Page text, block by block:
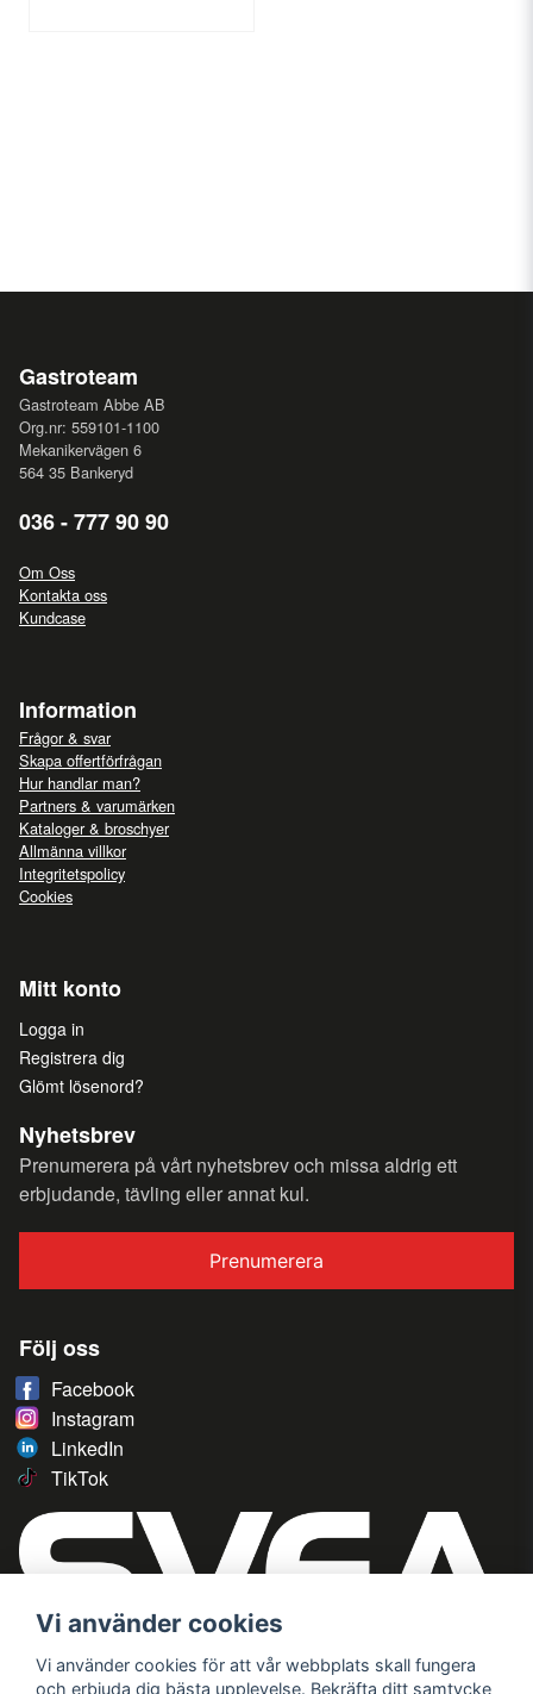
Gastroteam
Gastroteam Abbe AB
Org.nr: 559101-1100
Mekanikervägen 6
564 35 Bankeryd
036 - 777 90 90
Om Oss
Kontakta oss
Kundcase
Information
Frågor & svar
Skapa offertförfrågan
Hur handlar man?
Partners & varumärken
Kataloger & broschyer
Allmänna villkor
Integritetspolicy
Cookies
Mitt konto
Logga in
Registrera dig
Glömt lösenord?
Nyhetsbrev
Prenumerera på vårt nyhetsbrev och missa aldrig ett
erbjudande, tävling eller annat kul.
Prenumerera
Följ oss
Facebook
Instagram
LinkedIn
TikTok
Vi använder cookies
Vi använder cookies för att vår webbplats skall fungera
och erbjuda dig bästa upplevelse. Bekräfta ditt samtycke